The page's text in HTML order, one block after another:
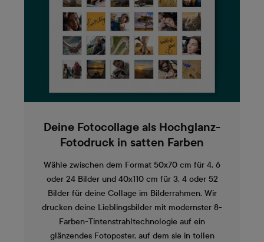
Deine Fotocollage als Hochglanz-
Fotodruck in satten Farben
Wähle zwischen dem Format 50x70 cm für 4, 6
oder 24 Bilder und 40x110 cm für 3, 4 oder 52
Bilder für deine Collage im Bilderrahmen. Wir
drucken deine Lieblingsbilder mit modernster 8-
Farben-Tintenstrahltechnologie auf ein
glänzendes Fotoposter, auf dem sie in tollen